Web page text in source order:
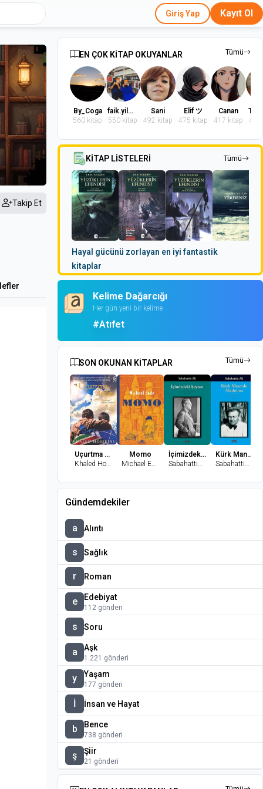
Giriş Yap Kayıt Ol
Takip Et
EN ÇOK KİTAP OKUYANLAR Tümü
By_Coga
560 kitap
faik.yilmaz.9
550 kitap
Sani
492 kitap
Elif ツ
475 kitap
Canan
417 kitap
402
KİTAP LİSTELERİ Tümü
Hayal gücünü zorlayan en iyi fantastik
kitaplar
Kelime Dağarcığı
Her gün yeni bir kelime
#Atıfet
SON OKUNAN KİTAPLAR Tümü
Uçurtma Avcısı
Khaled Hosseini
Momo
Michael Ende
İçimizdeki Şeytan
Sabahattin Ali
Kürk Mantolu Madonna
Sabahattin Ali
Gündemdekiler
a Alıntı
s Sağlık
r Roman
e Edebiyat
112 gönderi
s Soru
a Aşk
1.221 gönderi
y Yaşam
177 gönderi
İ İnsan ve Hayat
b Bence
738 gönderi
ş Şiir
21 gönderi